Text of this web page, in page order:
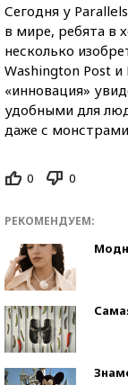
Сегодня у
в мире, ребята в
несколько
Washington Post
«инновация»
удобными для
даже с
0 0
РЕКОМЕНДУЕМ: